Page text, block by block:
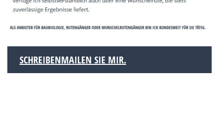
SCHREIBENMAILEN SIE MIR.